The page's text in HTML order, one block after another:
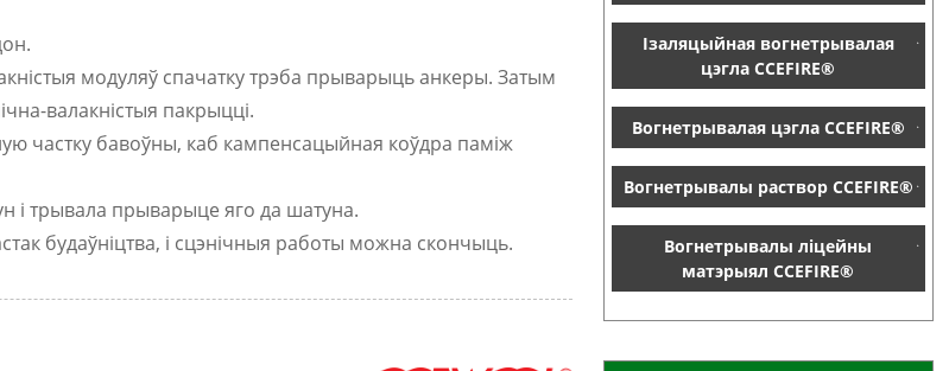
Ізаляцыйная вогнетрывалая
цэгла CCEFIRE®
Вогнетрывалая цэгла CCEFIRE®
Вогнетрывалы раствор CCEFIRE®
Вогнетрывалы ліцейны
матэрыял CCEFIRE®
модуляў спачатку трэба прыварыць анкеры. Затым
валакністыя пакрыцці.
частку бавоўны, каб кампенсацыйная коўдра паміж
і трывала прыварыце яго да шатуна.
будаўніцтва, і сцэнічныя работы можна скончыць.